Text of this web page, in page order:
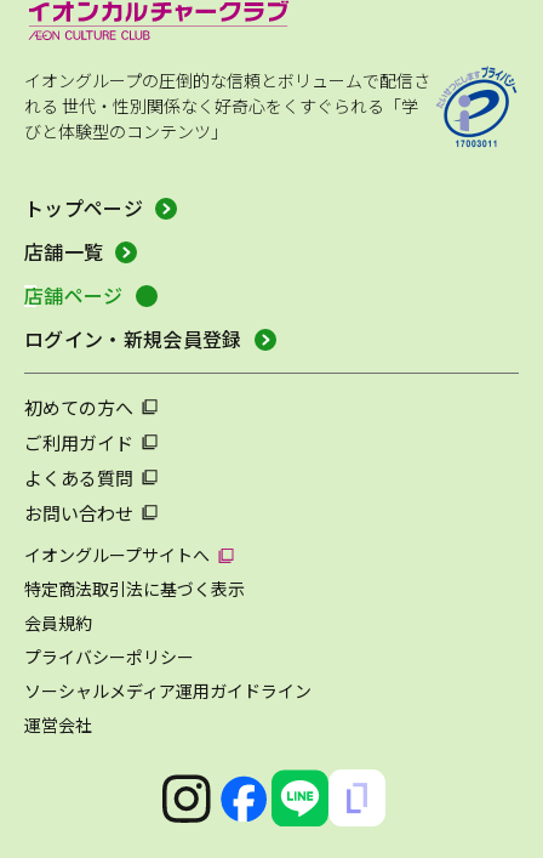
イオングループの圧倒的な信頼とボリュームで配信さ
れる 世代・性別関係なく好奇心をくすぐられる「学
びと体験型のコンテンツ」
トップページ
店舗一覧
店舗ページ
ログイン・新規会員登録
初めての方へ
ご利用ガイド
よくある質問
お問い合わせ
イオングループサイトへ
特定商法取引法に基づく表示
会員規約
プライバシーポリシー
ソーシャルメディア運用ガイドライン
運営会社